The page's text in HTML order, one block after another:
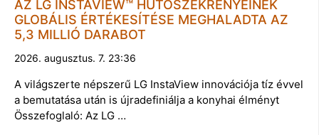
AZ LG INSTAVIEW™ HŰTŐSZEKRÉNYEINEK
GLOBÁLIS ÉRTÉKESÍTÉSE MEGHALADTA AZ
5,3 MILLIÓ DARABOT
2026. augusztus. 7. 23:36
A világszerte népszerű LG InstaView innovációja tíz évvel
a bemutatása után is újradefiniálja a konyhai élményt
Összefoglaló: Az LG …